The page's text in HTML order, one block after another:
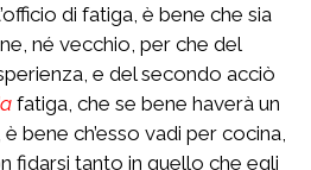
di fatiga, è bene che sia
né vecchio, per che del
e del secondo acciò
fatiga, che se bene haverà un
bene ch’esso vadi per cocina,
fidarsi tanto in quello che egli